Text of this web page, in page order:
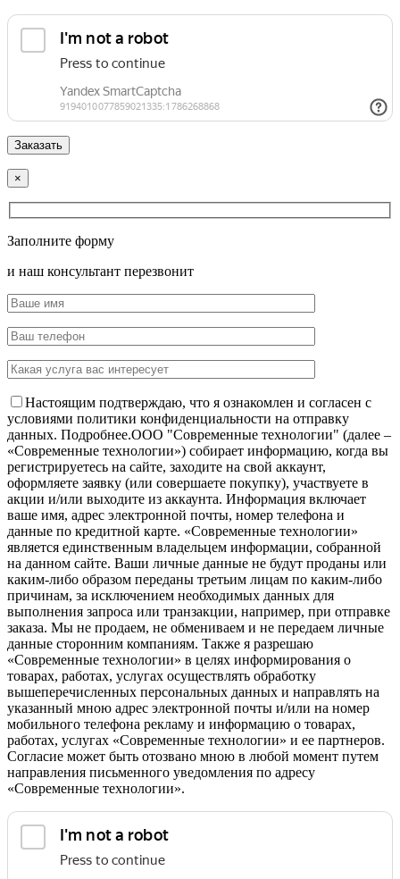
×
Заполните форму
и наш консультант перезвонит
Настоящим подтверждаю, что я ознакомлен и согласен с
условиями политики конфиденциальности на отправку
данных. Подробнее.OOO "Современные технологии" (далее –
«Современные технологии») собирает информацию, когда вы
регистрируетесь на сайте, заходите на свой аккаунт,
оформляете заявку (или совершаете покупку), участвуете в
акции и/или выходите из аккаунта. Информация включает
ваше имя, адрес электронной почты, номер телефона и
данные по кредитной карте. «Современные технологии»
является единственным владельцем информации, собранной
на данном сайте. Ваши личные данные не будут проданы или
каким-либо образом переданы третьим лицам по каким-либо
причинам, за исключением необходимых данных для
выполнения запроса или транзакции, например, при отправке
заказа. Мы не продаем, не обмениваем и не передаем личные
данные сторонним компаниям. Также я разрешаю
«Современные технологии» в целях информирования о
товарах, работах, услугах осуществлять обработку
вышеперечисленных персональных данных и направлять на
указанный мною адрес электронной почты и/или на номер
мобильного телефона рекламу и информацию о товарах,
работах, услугах «Современные технологии» и ее партнеров.
Согласие может быть отозвано мною в любой момент путем
направления письменного уведомления по адресу
«Современные технологии».